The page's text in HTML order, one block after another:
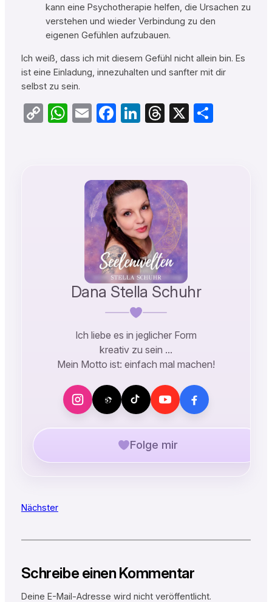
kann eine Psychotherapie helfen, die Ursachen zu
verstehen und wieder Verbindung zu den
eigenen Gefühlen aufzubauen.
Ich weiß, dass ich mit diesem Gefühl nicht allein bin. Es
ist eine Einladung, innezuhalten und sanfter mit dir
selbst zu sein.
CopyWhatsApp
EmailFacebook
LinkedIn
Threads
X Teilen
Dana Stella Schuhr
Ich liebe es in jeglicher Form
kreativ zu sein …
Mein Motto ist: einfach mal machen!
Folge mir
Nächster
Schreibe einen Kommentar
Deine E-Mail-Adresse wird nicht veröffentlicht.